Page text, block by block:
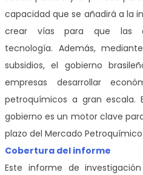
capacidad que se añadirá a la
crear vías para que las
tecnología. Además,
subsidios, el gobierno
empresas desarrollar
petroquímicos a gran escala.
gobierno es un motor clave
plazo del Mercado Petroquímico
Cobertura del informe
Este informe de